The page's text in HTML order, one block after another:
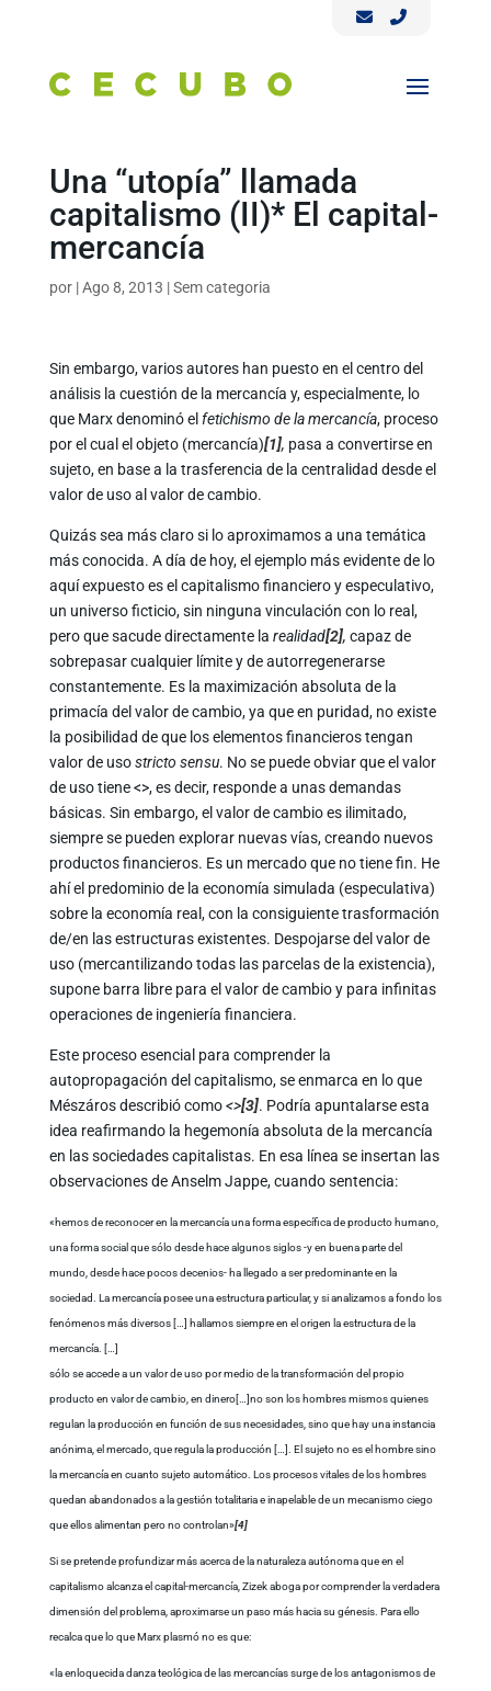
Una “utopía” llamada
capitalismo (II)* El capital-
mercancía
por |Ago 8, 2013 |Sem categoria
Sin embargo, varios autores han puesto en el centro del
análisis la cuestión de la mercancía y, especialmente, lo
que Marx denominó el fetichismo de la mercancía, proceso
por el cual el objeto (mercancía)[1], pasa a convertirse en
sujeto, en base a la trasferencia de la centralidad desde el
valor de uso al valor de cambio.
Quizás sea más claro si lo aproximamos a una temática
más conocida. A día de hoy, el ejemplo más evidente de lo
aquí expuesto es el capitalismo financiero y especulativo,
un universo ficticio, sin ninguna vinculación con lo real,
pero que sacude directamente la realidad[2], capaz de
sobrepasar cualquier límite y de autorregenerarse
constantemente. Es la maximización absoluta de la
primacía del valor de cambio, ya que en puridad, no existe
la posibilidad de que los elementos financieros tengan
valor de usostricto sensu. No se puede obviar que el valor
de uso tiene <>, es decir, responde a unas demandas
básicas. Sin embargo, el valor de cambio es ilimitado,
siempre se pueden explorar nuevas vías, creando nuevos
productos financieros. Es un mercado que no tiene fin. He
ahí el predominio de la economía simulada (especulativa)
sobre la economía real, con la consiguiente trasformación
de/en las estructuras existentes. Despojarse del valor de
uso (mercantilizando todas las parcelas de la existencia),
supone barra libre para el valor de cambio y para infinitas
operaciones de ingeniería financiera.
Este proceso esencial para comprender la
autopropagación del capitalismo, se enmarca en lo que
Mészáros describió como<>[3]. Podría apuntalarse esta
idea reafirmando la hegemonía absoluta de la mercancía
en las sociedades capitalistas. En esa línea se insertan las
observaciones de Anselm Jappe, cuando sentencia:
«hemos de reconocer en la mercancía una forma específica de producto humano,
una forma social que sólo desde hace algunos siglos -y en buena parte del
mundo, desde hace pocos decenios- ha llegado a ser predominante en la
sociedad. La mercancía posee una estructura particular, y si analizamos a fondo los
fenómenos más diversos […] hallamos siempre en el origen la estructura de la
mercancía. […]
sólo se accede a un valor de uso por medio de la transformación del propio
producto en valor de cambio, en dinero[…]no son los hombres mismos quienes
regulan la producción en función de sus necesidades, sino que hay una instancia
anónima, el mercado, que regula la producción […]. El sujeto no es el hombre sino
la mercancía en cuanto sujeto automático. Los procesos vitales de los hombres
quedan abandonados a la gestión totalitaria e inapelable de un mecanismo ciego
que ellos alimentan pero no controlan»[4]
Si se pretende profundizar más acerca de la naturaleza autónoma que en el
capitalismo alcanza el capital-mercancía, Zizek aboga por comprender la verdadera
dimensión del problema, aproximarse un paso más hacia su génesis. Para ello
recalca que lo que Marx plasmó no es que:
«la enloquecida danza teológica de las mercancías surge de los antagonismos de